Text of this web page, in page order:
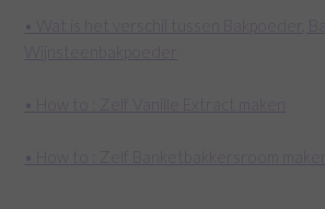
• Wat is het verschil tussen Bakpoeder,
• How to : Zelf Vanille Extract maken
• How to : Zelf Banketbakkersroom maken